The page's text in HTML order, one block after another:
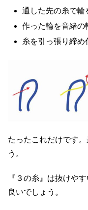
通した先の糸で輪
作った輪を音緒の
糸を引っ張り締め
たったこれだけです
う。
『３の糸』は抜けや
良いでしょう。